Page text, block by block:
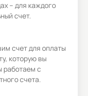
– для каждого
счет.
счет для оплаты
которую вы
работаем с
счета.